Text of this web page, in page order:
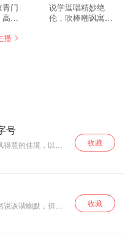
门
中
著名
声
口相
，
等
说学逗唱精妙绝
伦，吹棒嘲讽寓教
播
号
意的佳境，以至
梦醒来时，面对
遏的中国学生，
收藏
诙谐幽默，但是
些个下三滥，虽
断，精彩连连，
收藏